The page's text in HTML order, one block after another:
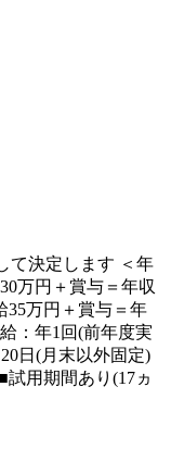
決定します ＜年
万円＋賞与＝年収
35万円＋賞与＝年
：年1回(前年度実
日(月末以外固定)
用期間あり(17ヵ